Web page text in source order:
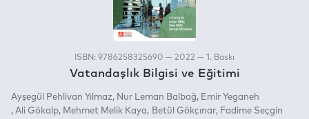
ISBN: 9786258325690 — 2022 — 1. Baskı
Vatandaşlık Bilgisi ve Eğitimi
Ayşegül Pehlivan Yılmaz Nur Leman Balbağ
Emir Yeganeh
Ali Gökalp
Mehmet Melik Kaya Betül Gökçınar
Fadime Seçgin